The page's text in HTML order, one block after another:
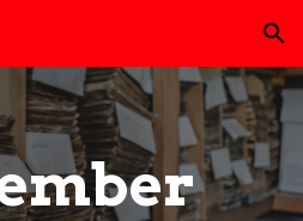
Skip to navigation